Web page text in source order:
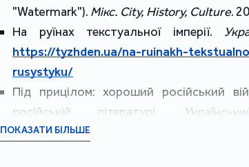
"Watermark"). Мікс. City, History, Culture.
На руїнах текстуальної імперії.
https://tyzhden.ua/na-ruinakh-
rusystyku/
Під прицілом: хороший російський
російській літературі.
https://tyzhden.ua/pid-prytsilom-
ПОКАЗАТИ БІЛЬШЕ